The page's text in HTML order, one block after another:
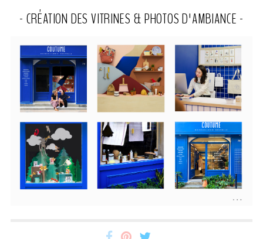
- CRÉATION DES VITRINES & PHOTOS D'AMBIANCE -
Miss- Miss-